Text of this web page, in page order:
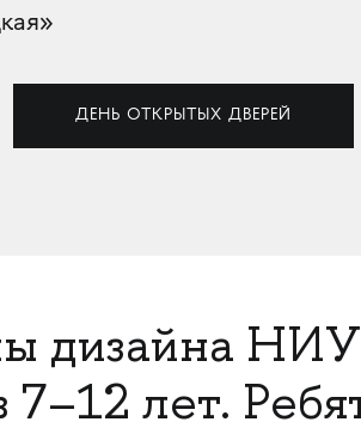
ДЕНЬ ОТКРЫТЫХ ДВЕРЕЙ
дизайна
лет.